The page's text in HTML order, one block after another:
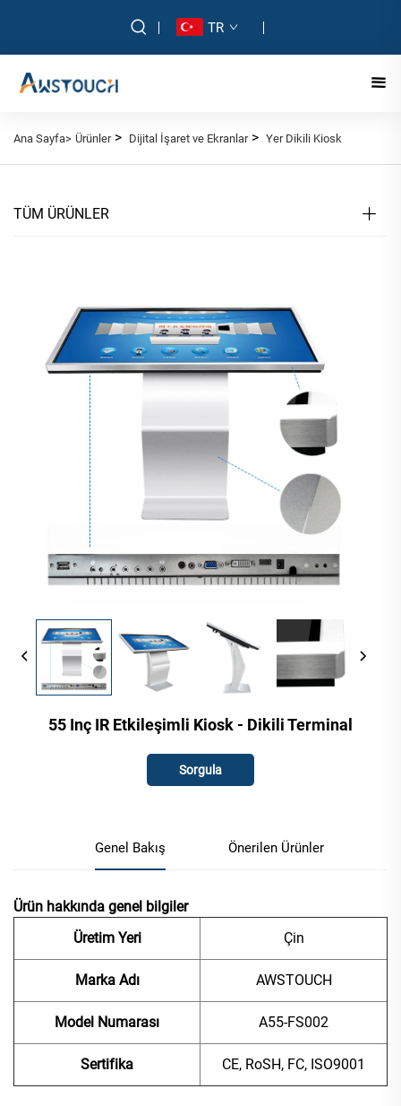
TR
Ana Sayfa> Ürünler> Dijital İşaret ve Ekranlar> Yer Dikili Kiosk
TÜM ÜRÜNLER
55 Inç IR Etkileşimli Kiosk - Dikili Terminal
Sorgula
Genel Bakış Önerilen Ürünler
Ürün hakkında genel bilgiler
Üretim Yeri
Çin
Marka Adı AWSTOUCH
Model Numarası A55-FS002
Sertifika CE, RoSH, FC, ISO9001